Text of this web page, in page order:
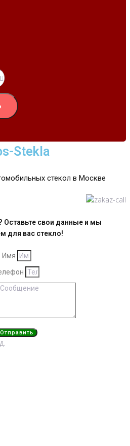
Stekla
стекол в Москве
Оставьте свои данные и мы
для вас стекло!
Имя
Отправить